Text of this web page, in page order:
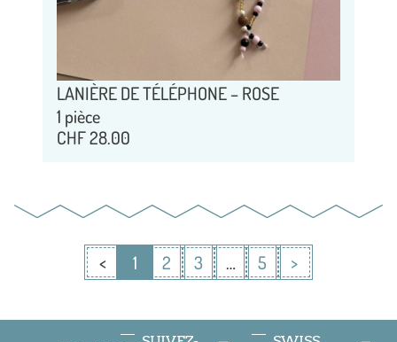
LANIÈRE DE TÉLÉPHONE – ROSE
1 pièce
CHF28.00
< 1 2 3 … 5 >